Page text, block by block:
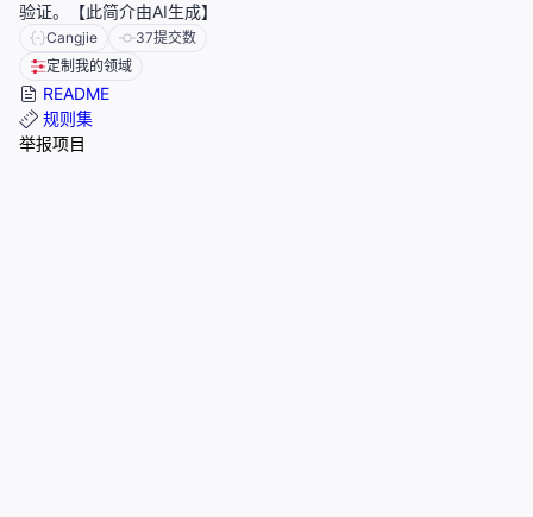
验证。【此简介由AI生成】
Cangjie 37提交数
定制我的领域
README
规则集
举报项目